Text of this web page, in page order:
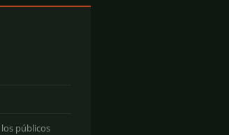
los públicos